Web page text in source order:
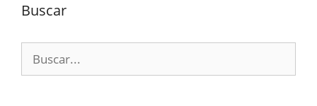
Buscar